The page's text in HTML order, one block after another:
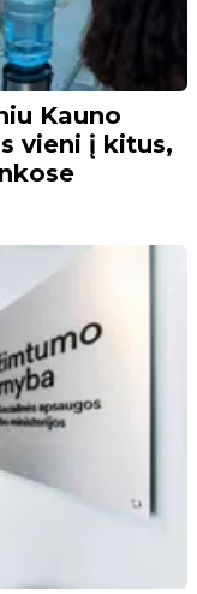
Kauno
vieni į kitus,